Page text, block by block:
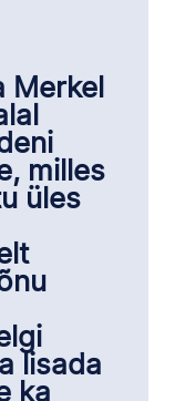
Merkel
milles
üles
lisada
ka